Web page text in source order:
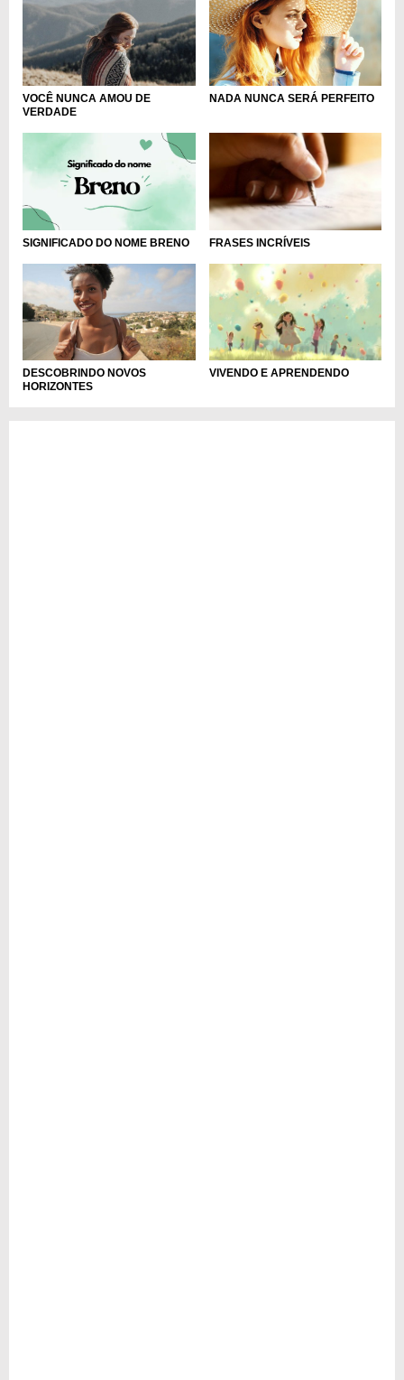
VOCÊ NUNCA AMOU DE
VERDADE
NADA NUNCA SERÁ PERFEITO
SIGNIFICADO DO NOME BRENO FRASES INCRÍVEIS
DESCOBRINDO NOVOS
HORIZONTES
VIVENDO E APRENDENDO